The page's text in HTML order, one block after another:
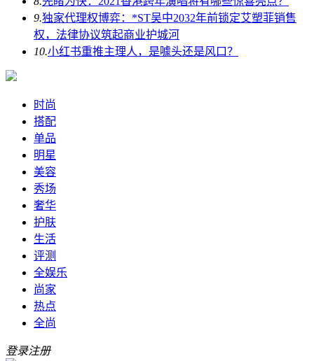
9.独家代理权博弈：*ST吴中2032年前锁定艾塑菲销售
权，法律协议筑起商业护城河
10.小红书重推主理人，是噱头还是风口？
时尚
搭配
单品
明星
美容
秀场
奢华
护肤
生活
评测
全娱乐
尚家
热点
全尚
登录注册